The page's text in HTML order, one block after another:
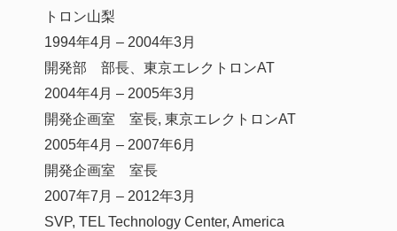
トロン山梨
1994年4月 – 2004年3月
開発部 部長、東京エレクトロンAT
2004年4月 – 2005年3月
開発企画室 室長, 東京エレクトロンAT
2005年4月 – 2007年6月
開発企画室 室長
2007年7月 – 2012年3月
SVP, TEL Technology Center, America